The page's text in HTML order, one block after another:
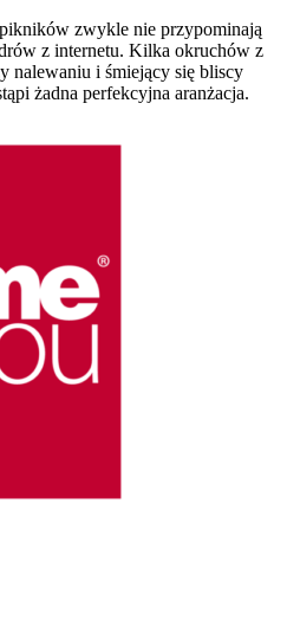
zwykle nie przypominają
z internetu. Kilka okruchów z
nalewaniu i śmiejący się bliscy
żadna perfekcyjna aranżacja.